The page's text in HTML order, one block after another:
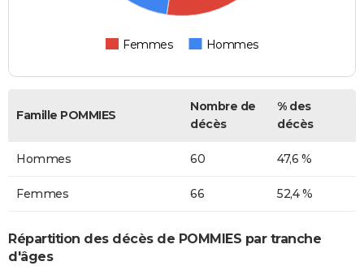
Femmes Hommes
Famille POMMIES
Nombre de
décès
% des
décès
Hommes 60 47,6 %
Femmes 66 52,4 %
Répartition des décès de POMMIES par tranche
d'âges